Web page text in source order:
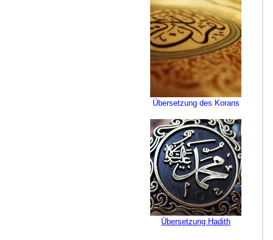
Übersetzung des Korans
Übersetzung Hadith